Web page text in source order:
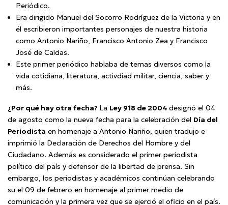
Periódico.
Era dirigido Manuel del Socorro Rodríguez de la Victoria y en
él escribieron importantes personajes de nuestra historia
como Antonio Nariño, Francisco Antonio Zea y Francisco
José de Caldas.
Este primer periódico hablaba de temas diversos como la
vida cotidiana, literatura, activdiad militar, ciencia, saber y
más.
¿Por qué hay otra fecha? La Ley 918 de 2004 designó el 04
de agosto como la nueva fecha para la celebración del Día del
Periodista en homenaje a Antonio Nariño, quien tradujo e
imprimió la Declaración de Derechos del Hombre y del
Ciudadano. Además es considerado el primer periodista
político del país y defensor de la libertad de prensa. Sin
embargo, los periodistas y académicos continúan celebrando
su el 09 de febrero en homenaje al primer medio de
comunicación y la primera vez que se ejerció el oficio en el país.